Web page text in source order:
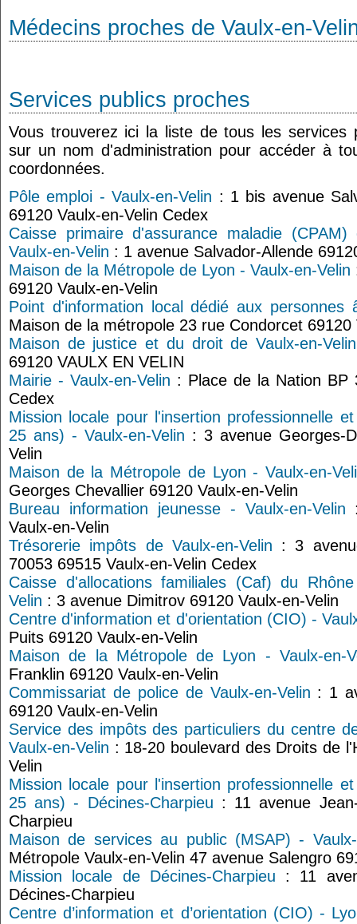
Médecins proches de Vaulx-en-
Services publics proches
Vous trouverez ici la liste de tous les services
sur un nom d'administration pour accéder à
coordonnées.
Pôle emploi - Vaulx-en-Velin : 1 bis avenue
69120 Vaulx-en-Velin Cedex
Caisse primaire d'assurance maladie
Vaulx-en-Velin : 1 avenue Salvador-Allende
Maison de la Métropole de Lyon - Vaulx-en-Velin
69120 Vaulx-en-Velin
Point d'information local dédié aux personnes
Maison de la métropole 23 rue Condorcet 69120
Maison de justice et du droit de Vaulx-en-Velin
69120 VAULX EN VELIN
Mairie - Vaulx-en-Velin : Place de la Nation BP
Cedex
Mission locale pour l'insertion professionnelle
25 ans) - Vaulx-en-Velin : 3 avenue Georges-
Velin
Maison de la Métropole de Lyon - Vaulx-en-
Georges Chevallier 69120 Vaulx-en-Velin
Bureau information jeunesse - Vaulx-en-Velin
Vaulx-en-Velin
Trésorerie impôts de Vaulx-en-Velin : 3
70053 69515 Vaulx-en-Velin Cedex
Caisse d'allocations familiales (Caf) du
Velin : 3 avenue Dimitrov 69120 Vaulx-en-Velin
Centre d'information et d'orientation (CIO) -
Puits 69120 Vaulx-en-Velin
Maison de la Métropole de Lyon - Vaulx-en-
Franklin 69120 Vaulx-en-Velin
Commissariat de police de Vaulx-en-Velin : 1
69120 Vaulx-en-Velin
Service des impôts des particuliers du centre
Vaulx-en-Velin : 18-20 boulevard des Droits de
Velin
Mission locale pour l'insertion professionnelle
25 ans) - Décines-Charpieu : 11 avenue
Charpieu
Maison de services au public (MSAP) - Vaulx-
Métropole Vaulx-en-Velin 47 avenue Salengro
Mission locale de Décines-Charpieu : 11
Décines-Charpieu
Centre d’information et d’orientation (CIO) -